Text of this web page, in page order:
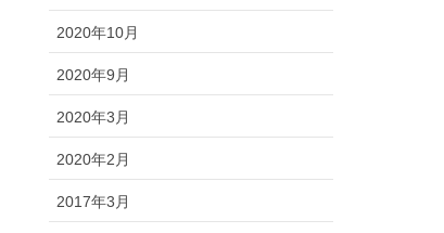
2020年10月
2020年9月
2020年3月
2020年2月
2017年3月